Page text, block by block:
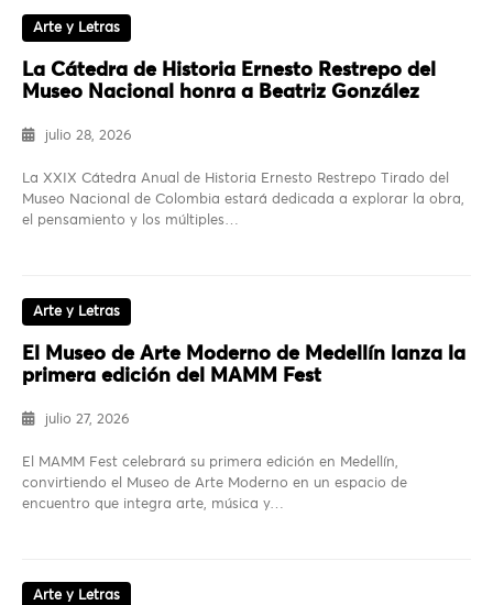
Arte y Letras
La Cátedra de Historia Ernesto Restrepo del
Museo Nacional honra a Beatriz González
julio 28, 2026
La XXIX Cátedra Anual de Historia Ernesto Restrepo Tirado del
Museo Nacional de Colombia estará dedicada a explorar la obra,
el pensamiento y los múltiples…
Arte y Letras
El Museo de Arte Moderno de Medellín lanza la
primera edición del MAMM Fest
julio 27, 2026
El MAMM Fest celebrará su primera edición en Medellín,
convirtiendo el Museo de Arte Moderno en un espacio de
encuentro que integra arte, música y…
Arte y Letras